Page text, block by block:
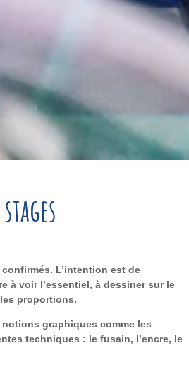
L’intention est de
à voir l’essentiel, à dessiner sur le
proportions.
graphiques comme les
techniques : le fusain, l’encre, le